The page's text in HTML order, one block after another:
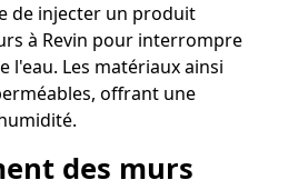
de injecter un produit
à Revin pour interrompre
l'eau. Les matériaux ainsi
offrant une
des murs